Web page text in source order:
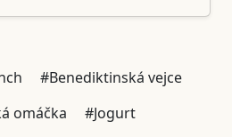
#Benediktinská vejce
omáčka
#Jogurt